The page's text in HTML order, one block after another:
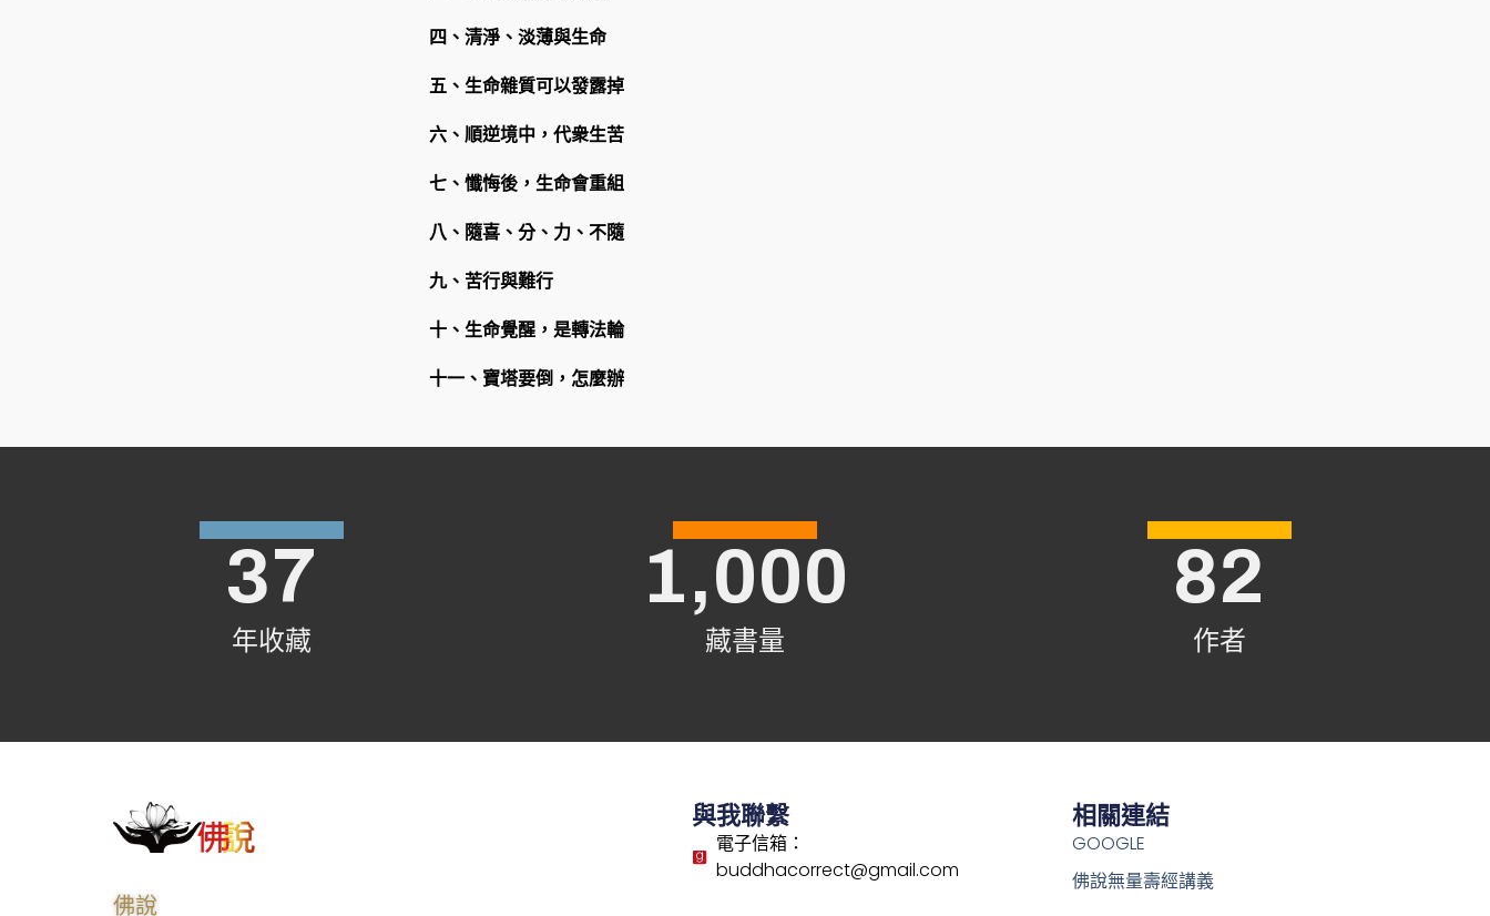
四、清淨、淡薄與生命
五、生命雜質可以發露掉
六、順逆境中，代衆生苦
七、懺悔後，生命會重組
八、隨喜、分、力、不隨
九、苦行與難行
十、生命覺醒，是轉法輪
十一、寶塔要倒，怎麼辦
年收藏
37
藏書量
1,000
作者
82
佛說
與我聯繫
電子信箱：
buddhacorrect@gmail.com
相關連結
GOOGLE
佛說無量壽經講義